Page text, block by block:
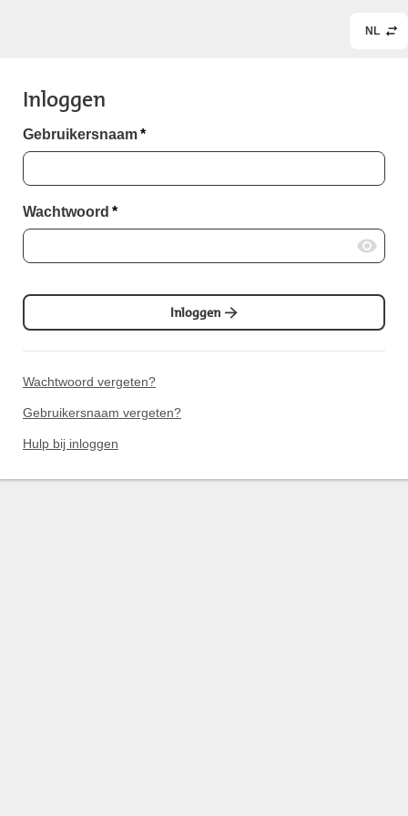
NL
Inloggen
Gebruikersnaam*
Wachtwoord *
Inloggen
Wachtwoord vergeten?
Gebruikersnaam vergeten?
Hulp bij inloggen